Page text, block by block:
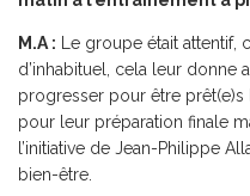
M.A : Le groupe était attentif,
d’inhabituel, cela leur donne
progresser pour être prêt(e)s
pour leur préparation finale
l’initiative de Jean-Philippe
bien-être.